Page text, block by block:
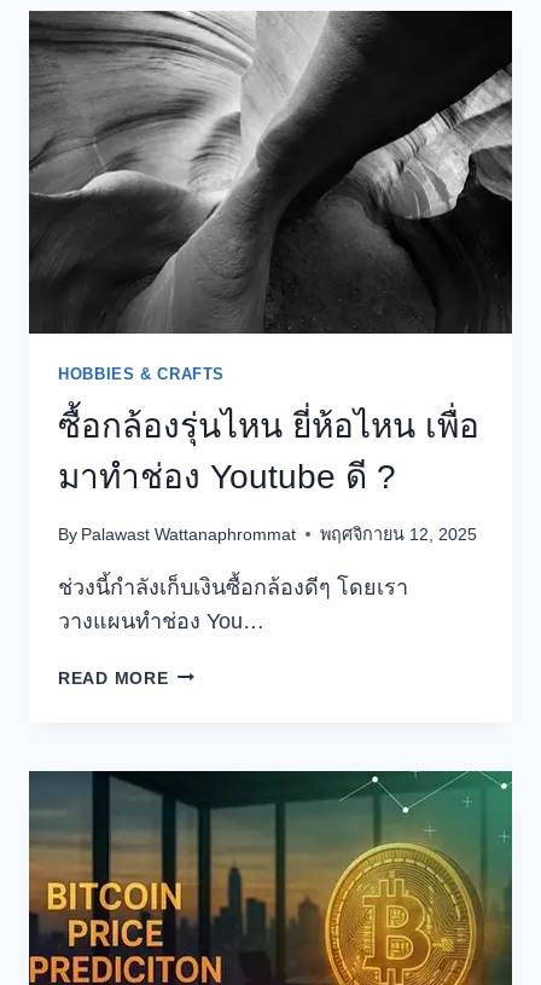
ปี
2025
แนว
โน้ม
ขา
ลง
รอบ
ใหญ่
HOBBIES & CRAFTS
ซื้อกล้องรุ่นไหน ยี่ห้อไหน เพื่อ
มาทำช่อง Youtube ดี ?
By Palawast Wattanaphrommat พฤศจิกายน 12, 2025
ช่วงนี้กำลังเก็บเงินซื้อกล้องดีๆ โดยเรา
วางแผนทำช่อง You…
READ MOREซื้อ
ไหน
ทำ
ช่อง
YOUTUBE
ดี